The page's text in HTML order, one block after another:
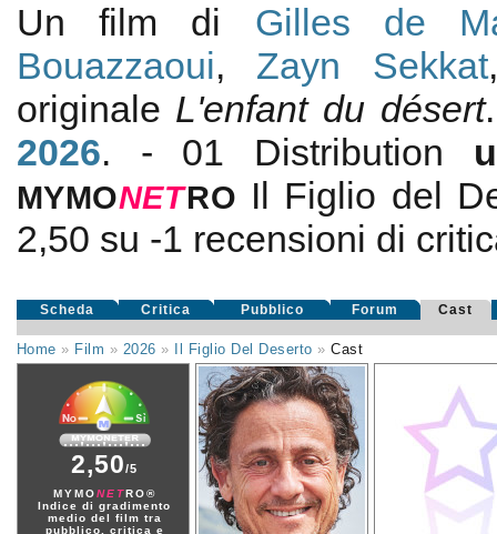
Un film di Gilles de
Bouazzaoui, Zayn Sekkat
originale L'enfant du désert
2026. - 01 Distribution
MYMONETRO Il Figlio del
2,50 su -1 recensioni di
Scheda Critica Pubblico Forum Cast
Home » Film » 2026 » Il Figlio Del Deserto »Cast
2,50/5
MYMONETRO®
Indice di gradimento
medio del film tra
pubblico, critica e